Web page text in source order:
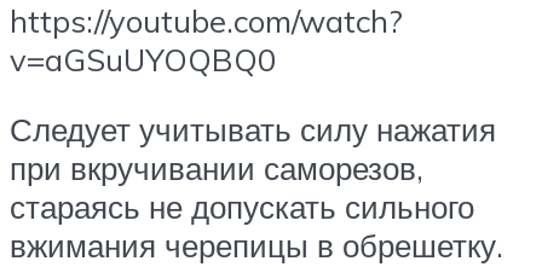
https://youtube.com/watch?
v=aGSuUYOQBQ0
Следует учитывать силу нажатия
при вкручивании саморезов,
стараясь не допускать сильного
вжимания черепицы в обрешетку.